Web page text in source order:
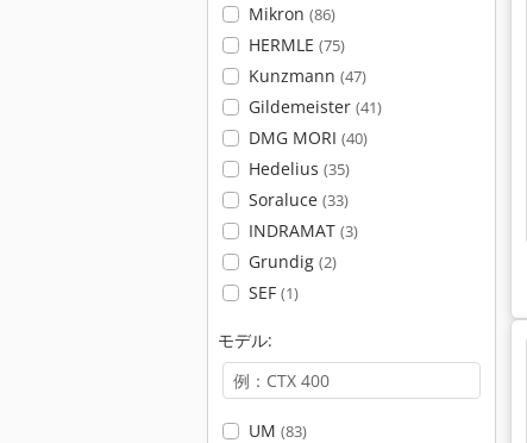
Mikron (86)
HERMLE (75)
Kunzmann (47)
Gildemeister (41)
DMG MORI (40)
Hedelius (35)
Soraluce (33)
INDRAMAT (3)
Grundig (2)
SEF (1)
モデル:
UM (83)